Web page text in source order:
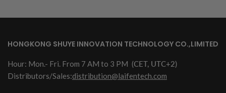
HONGKONG SHUYE INNOVATION TECHNOLOGY CO.,LIMITED
Hour: Mon.- Fri. From 7 AM to 3 PM (CET, UTC+2)
Distributors/Sales:distribution@laifentech.com